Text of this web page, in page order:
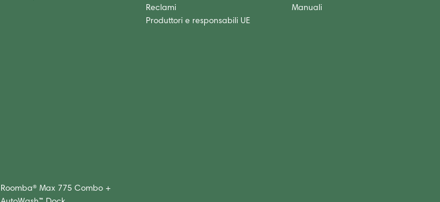
Reclami
Produttori e responsabili UE
Manuali
Roomba® Max 775 Combo +